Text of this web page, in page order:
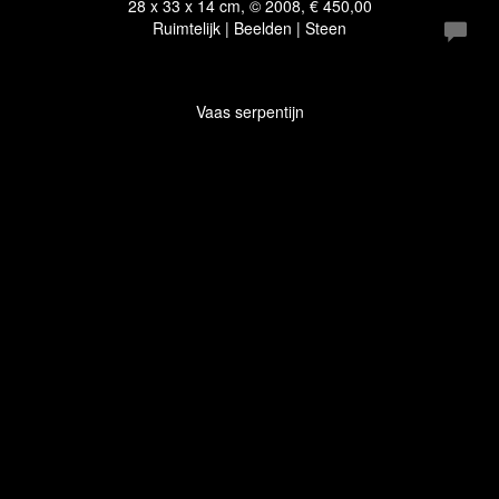
28 x 33 x 14 cm, © 2008, € 450,00
Ruimtelijk | Beelden | Steen
Vaas serpentijn